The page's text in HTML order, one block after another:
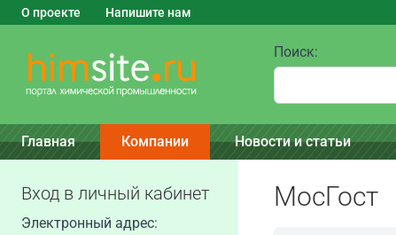
О проекте Напишите нам
Поиск:
Главная Компании Новости и статьи
Вход в личный кабинет
Электронный адрес:
МосГост